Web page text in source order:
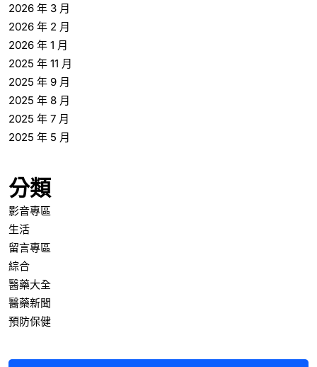
2026 年 3 月
2026 年 2 月
2026 年 1 月
2025 年 11 月
2025 年 9 月
2025 年 8 月
2025 年 7 月
2025 年 5 月
分類
影音專區
生活
留言專區
綜合
醫藥大全
醫藥新聞
預防保健